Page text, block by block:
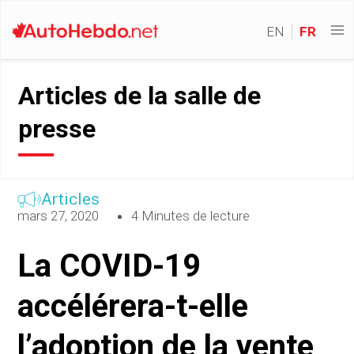
EN FR
Articles de la salle de
presse
Articles
mars 27, 2020 4 Minutes de lecture
La COVID-19
accélérera-t-elle